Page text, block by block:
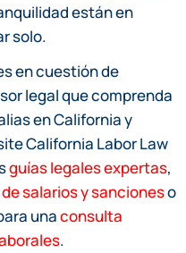
están en
solo.
en cuestión de
legal que comprenda
en California y
California Labor Law
guías legales expertas,
salarios y sancioneso
unaconsulta
.